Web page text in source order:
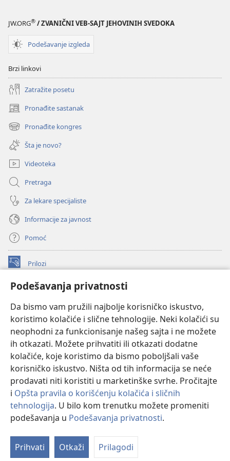
Podešavanja privatnosti
Da bismo vam pružili najbolje korisničko iskustvo,
koristimo kolačiće i slične tehnologije. Neki kolačići su
neophodni za funkcionisanje našeg sajta i ne možete
ih otkazati. Možete prihvatiti ili otkazati dodatne
kolačiće, koje koristimo da bismo poboljšali vaše
korisničko iskustvo. Ništa od tih informacija se neće
prodavati niti koristiti u marketinške svrhe. Pročitajte
i Opšta pravila o korišćenju kolačića i sličnih
tehnologija. U bilo kom trenutku možete promeniti
podešavanja u Podešavanja privatnosti.
Prihvati Otkaži Prilagodi
Apokalipse?
JW.ORG® / ZVANIČNI VEB-SAJT JEHOVINIH SVEDOKA
Podešavanje izgleda
Brzi linkovi
Zatražite posetu
Pronađite sastanak
(otvara
novi
prozor)
Pronađite kongres
(otvara
novi
prozor)
Šta je novo?
Videoteka
Pretraga
Za lekare specijaliste
Informacije za javnost
Pomoć
Prilozi
(otvara
prozor)ONLAJN BIBLIOTEKA Watchtower
novi
prozor)JW Hub
(otvara
novi
prozor)JW Library ®
Watchtower Library®
Copyright© 2026 Watch Tower Bible and Tract Society of Pennsylvania.
PRAVILA KORIŠĆENJA
PRIVATNOST